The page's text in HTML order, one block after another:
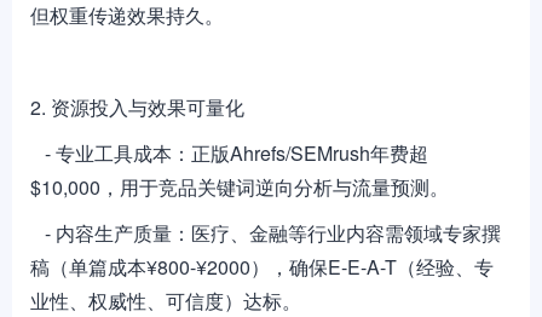
但权重传递效果持久。
2. 资源投入与效果可量化
- 专业工具成本：正版Ahrefs/SEMrush年费超
$10,000，用于竞品关键词逆向分析与流量预测。
- 内容生产质量：医疗、金融等行业内容需领域专家撰
稿（单篇成本¥800-¥2000），确保E-E-A-T（经验、专
业性、权威性、可信度）达标。